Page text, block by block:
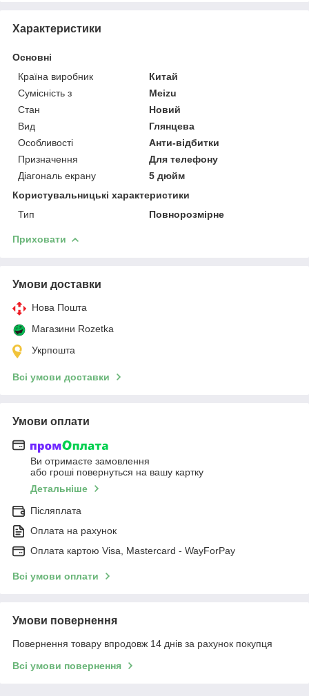
Характеристики
Основні
Країна виробник
Китай
Сумісність з
Meizu
Стан
Новий
Вид
Глянцева
Особливості
Анти-відбитки
Призначення
Для телефону
Діагональ екрану
5 дюйм
Користувальницькі характеристики
Тип
Повнорозмірне
Приховати
Умови доставки
Нова Пошта
Магазини Rozetka
Укрпошта
Всі умови доставки
Умови оплати
Ви отримаєте замовлення
або гроші повернуться на вашу картку
Детальніше
Післяплата
Оплата на рахунок
Оплата картою Visa, Mastercard - WayForPay
Всі умови оплати
Умови повернення
Повернення товару впродовж 14 днів за рахунок покупця
Всі умови повернення